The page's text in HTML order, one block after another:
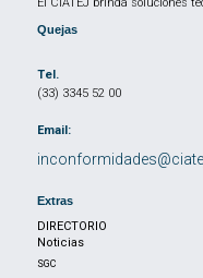
El CIATEJ brinda soluciones
Quejas
Tel.
(33) 3345 52 00
Email:
Extras
DIRECTORIO
Noticias
SGC